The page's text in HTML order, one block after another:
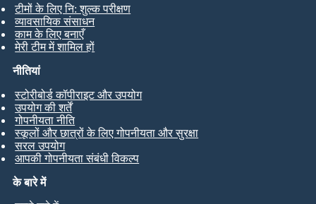
टीमों के लिए नि: शुल्क परीक्षण
व्यावसायिक संसाधन
काम के लिए बनाएँ
मेरी टीम में शामिल हों
के बारे में
नीतियां
स्टोरीबोर्ड कॉपीराइट और उपयोग
उपयोग की शर्तें
गोपनीयता नीति
स्कूलों और छात्रों के लिए गोपनीयता और सुरक्षा
सरल उपयोग
आपकी गोपनीयता संबंधी विकल्प